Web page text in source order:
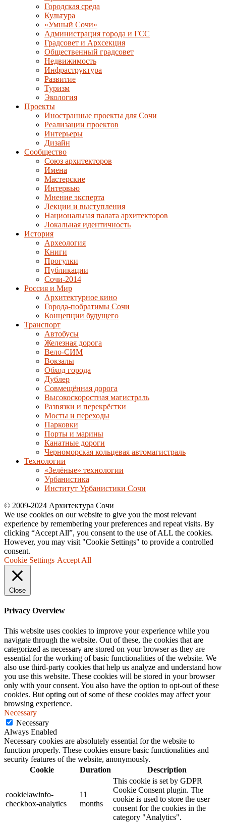
Городская среда
Культура
«Умный Сочи»
Администрация города и ГСС
Градсовет и Архсекция
Общественный градсовет
Недвижимость
Инфраструктура
Развитие
Туризм
Экология
Проекты
Иностранные проекты для Сочи
Реализации проектов
Интерьеры
Дизайн
Сообщество
Союз архитекторов
Имена
Мастерские
Интервью
Мнение эксперта
Лекции и выступления
Национальная палата архитекторов
Локальная идентичность
История
Археология
Книги
Прогулки
Публикации
Сочи-2014
Россия и Мир
Архитектурное кино
Города-побратимы Сочи
Концепции будущего
Транспорт
Автобусы
Железная дорога
Вело-СИМ
Вокзалы
Обход города
Дублер
Совмещённая дорога
Высокоскоростная магистраль
Развязки и перекрёстки
Мосты и переходы
Парковки
Порты и марины
Канатные дороги
Черноморская кольцевая автомагистраль
Технологии
«Зелёные» технологии
Урбанистика
Институт Урбанистики Сочи
© 2009-2024 Архитектура Сочи
We use cookies on our website to give you the most relevant
experience by remembering your preferences and repeat visits. By
clicking “Accept All”, you consent to the use of ALL the cookies.
However, you may visit "Cookie Settings" to provide a controlled
consent.
Cookie Settings Accept All
Close
Privacy Overview
This website uses cookies to improve your experience while you
navigate through the website. Out of these, the cookies that are
categorized as necessary are stored on your browser as they are
essential for the working of basic functionalities of the website. We
also use third-party cookies that help us analyze and understand how
you use this website. These cookies will be stored in your browser
only with your consent. You also have the option to opt-out of these
cookies. But opting out of some of these cookies may affect your
browsing experience.
Necessary
Necessary
Always Enabled
Necessary cookies are absolutely essential for the website to
function properly. These cookies ensure basic functionalities and
security features of the website, anonymously.
Cookie
Duration Description
cookielawinfo-
checkbox-analytics
11
months
This cookie is set by GDPR
Cookie Consent plugin. The
cookie is used to store the user
consent for the cookies in the
category "Analytics".